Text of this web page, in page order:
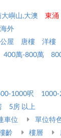
大嶼山,大澳 東涌
海外
公屋 唐樓 洋樓
400萬-800萬
1000呎 1000-
5房 以上
車位
單位特
齡 樓層